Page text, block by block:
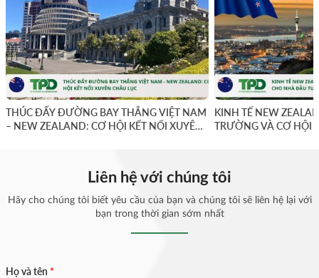
THÚC ĐẨY ĐƯỜNG BAY THẲNG VIỆT NAM
– NEW ZEALAND: CƠ HỘI KẾT NỐI XUYÊN
KINH TẾ NEW
TRƯỜNG VÀ CƠ HỘI
Liên hệ với chúng tôi
Hãy cho chúng tôi biết yêu cầu của bạn và chúng tôi sẽ liên hệ lại với
bạn trong thời gian sớm nhất
Họ và tên *